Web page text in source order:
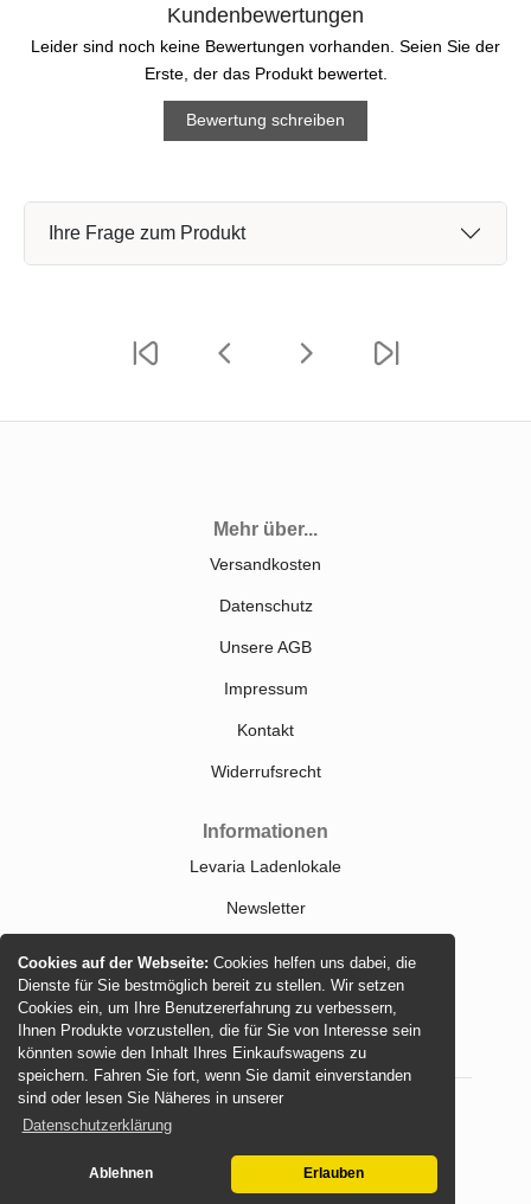
Cookies auf der Webseite:Cookies helfen uns dabei, die
Dienste für Sie bestmöglich bereit zu stellen. Wir setzen
Cookies ein, um Ihre Benutzererfahrung zu verbessern,
Ihnen Produkte vorzustellen, die für Sie von Interesse sein
könnten sowie den Inhalt Ihres Einkaufswagens zu
speichern. Fahren Sie fort, wenn Sie damit einverstanden
sind oder lesen Sie Näheres in unserer
Datenschutzerklärung
Ablehnen Erlauben
Kundenbewertungen
Leider sind noch keine Bewertungen vorhanden. Seien Sie der
Erste, der das Produkt bewertet.
Bewertung schreiben
Ihre Frage zum Produkt
Mehr über...
Versandkosten
Datenschutz
Unsere AGB
Impressum
Kontakt
Widerrufsrecht
Informationen
Levaria Ladenlokale
Newsletter
Sitemap